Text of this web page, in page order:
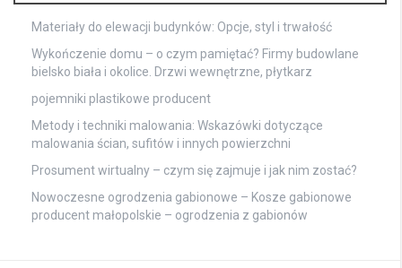
Materiały do elewacji budynków: Opcje, styl i trwałość
Wykończenie domu – o czym pamiętać? Firmy budowlane
bielsko biała i okolice. Drzwi wewnętrzne, płytkarz
pojemniki plastikowe producent
Metody i techniki malowania: Wskazówki dotyczące
malowania ścian, sufitów i innych powierzchni
Prosument wirtualny – czym się zajmuje i jak nim zostać?
Nowoczesne ogrodzenia gabionowe – Kosze gabionowe
producent małopolskie – ogrodzenia z gabionów